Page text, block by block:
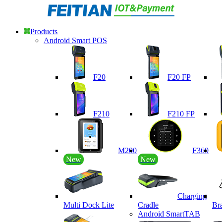
Products
Android Smart POS
F20 F20 FP
F210 F210 FP
M200
New
F360
New
Multi Dock Lite
Charging
Cradle
Android SmartTAB